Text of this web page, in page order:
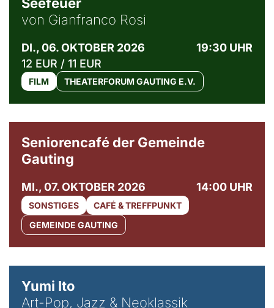
von Gianfranco Rosi
DI., 06. OKTOBER 2026
19:30 UHR
12 EUR / 11 EUR
FILM THEATERFORUM GAUTING E.V.
Seniorencafé der Gemeinde
Gauting
MI., 07. OKTOBER 2026 14:00 UHR
SONSTIGES
CAFÉ & TREFFPUNKT
GEMEINDE GAUTING
Yumi Ito
Art-Pop, Jazz & Neoklassik